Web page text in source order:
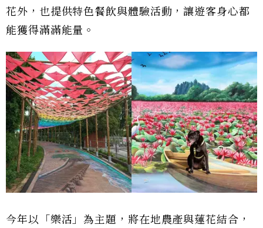
花外，也提供特色餐飲與體驗活動，讓遊客身心都
能獲得滿滿能量。
今年以「樂活」為主題，將在地農產與蓮花結合，